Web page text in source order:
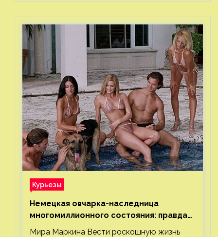
Курьезы
Немецкая овчарка-наследница
многомиллионного состояния: правда
или миф
Мира Маркина Вести роскошную жизнь